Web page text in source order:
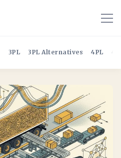
3PL 3PL Alternatives 4PL